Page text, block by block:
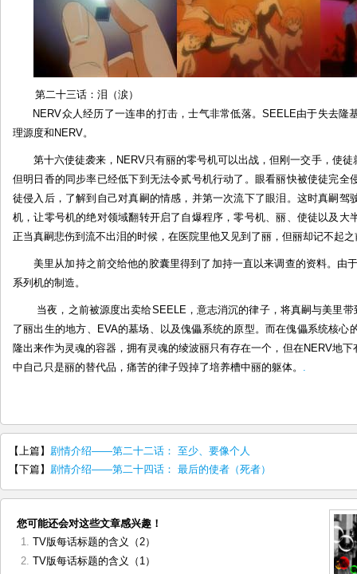
第二十三话：泪（涙）
NERV众人经历了一连串的打击，士气非常低落。SEELE由于失去隆
理源度和NERV。
第十六使徒袭来，NERV只有丽的零号机可以出战，但刚一交手，使
但明日香的同步率已经低下到无法令贰号机行动了。眼看丽快被使徒完全
徒侵入后，了解到自己对真嗣的情感，并第一次流下了眼泪。这时真嗣驾
机，让零号机的绝对领域翻转开启了自爆程序，零号机、丽、使徒以及大
正当真嗣悲伤到流不出泪的时候，在医院里他又见到了丽，但丽却记不起
美里从加持之前交给他的胶囊里得到了加持一直以来调查的资料。由
系列机的制造。
当夜，之前被源度出卖给SEELE，意志消沉的律子，将真嗣与美里
了丽出生的地方、EVA的墓场、以及傀儡系统的原型。而在傀儡系统核心
隆出来作为灵魂的容器，拥有灵魂的绫波丽只有存在一个，但在NERV地
中自己只是丽的替代品，痛苦的律子毁掉了培养槽中丽的躯体。 .
【上篇】 剧情介绍——第二十二话： 至少、要像个人
【下篇】 剧情介绍——第二十四话： 最后的使者（死者）
您可能还会对这些文章感兴趣！
TV版每话标题的含义（2）
TV版每话标题的含义（1）